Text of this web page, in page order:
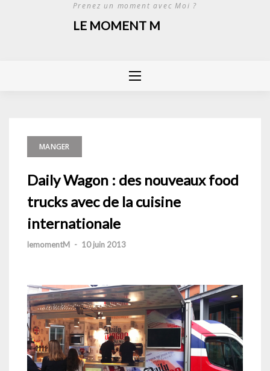
Prenez un moment avec Moi ?
LE MOMENT M
MANGER
Daily Wagon : des nouveaux food
trucks avec de la cuisine
internationale
lemomentM - 10 juin 2013